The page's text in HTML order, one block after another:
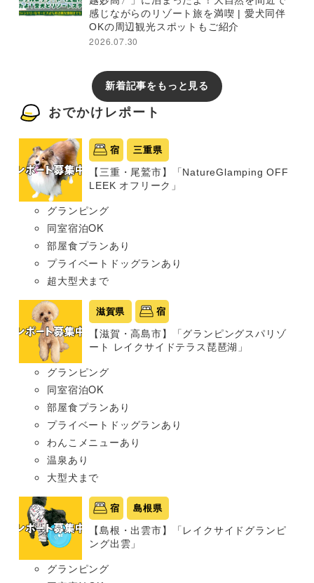
感じながらのリゾート旅を満喫 | 愛犬同伴
OKの周辺観光スポットもご紹介
2026.07.30
新着記事をもっと見る
おでかけレポート
宿 三重県
【三重・尾鷲市】「NatureGlamping OFF
LEEK オフリーク」
グランピング
同室宿泊OK
部屋食プランあり
プライベートドッグランあり
超大型犬まで
滋賀県 宿
【滋賀・高島市】「グランピングスパリゾ
ート レイクサイドテラス琵琶湖」
グランピング
同室宿泊OK
部屋食プランあり
プライベートドッグランあり
わんこメニューあり
温泉あり
大型犬まで
宿 島根県
【島根・出雲市】「レイクサイドグランピ
ング出雲」
グランピング